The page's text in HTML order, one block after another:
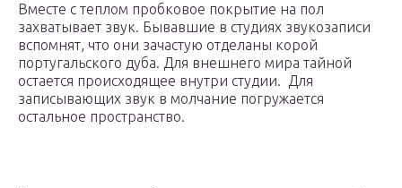
Вместе с теплом пробковое покрытие на пол
захватывает звук. Бывавшие в студиях звукозаписи
вспомнят, что они зачастую отделаны корой
португальского дуба. Для внешнего мира тайной
остается происходящее внутри студии. Для
записывающих звук в молчание погружается
остальное пространство.